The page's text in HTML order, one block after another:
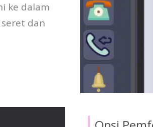
ke dalam
dan